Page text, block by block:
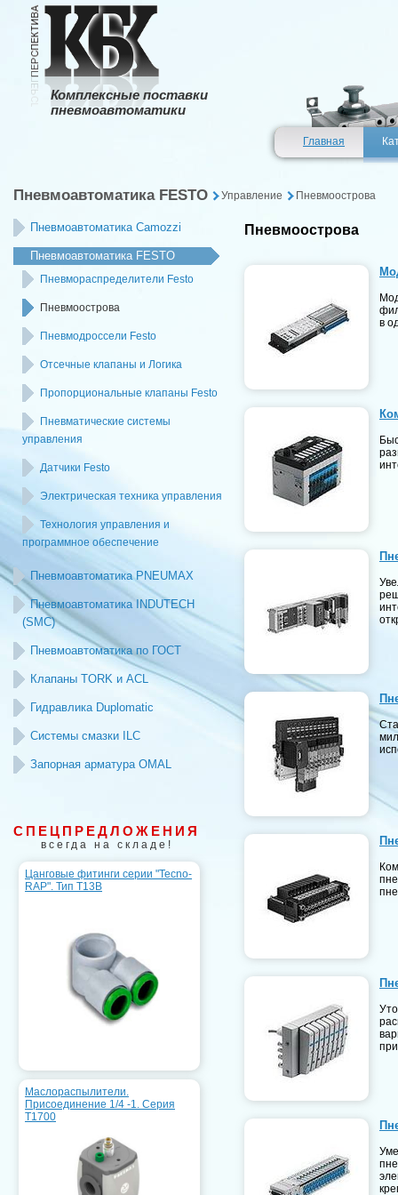
Комплексные поставки
пневмоавтоматики
Главная
Пневмоавтоматика FESTO Управление Пневмоострова
Пневмоавтоматика Camozzi
Пневмоавтоматика FESTO
Пневмораспределители Festo
Пневмоострова
Пневмодроссели Festo
Отсечные клапаны и Логика
Пропорциональные клапаны Festo
Пневматические системы
управления
Датчики Festo
Электрическая техника управления
Технология управления и
программное обеспечение
Пневмоавтоматика PNEUMAX
Пневмоавтоматика INDUTECH
(SMC)
Пневмоавтоматика по ГОСТ
Клапаны TORK и ACL
Гидравлика Duplomatic
Системы смазки ILC
Запорная арматура OMAL
СПЕЦПРЕДЛОЖЕНИЯ
всегда на складе!
Цанговые фитинги серии "Tecno-
RAP". Тип T13B
Маслораспылители.
Присоединение 1/4 -1. Серия
T1700
Пневмоострова
в